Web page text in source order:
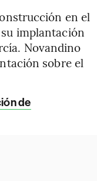
en el
implantación
Novandino
sobre el
de